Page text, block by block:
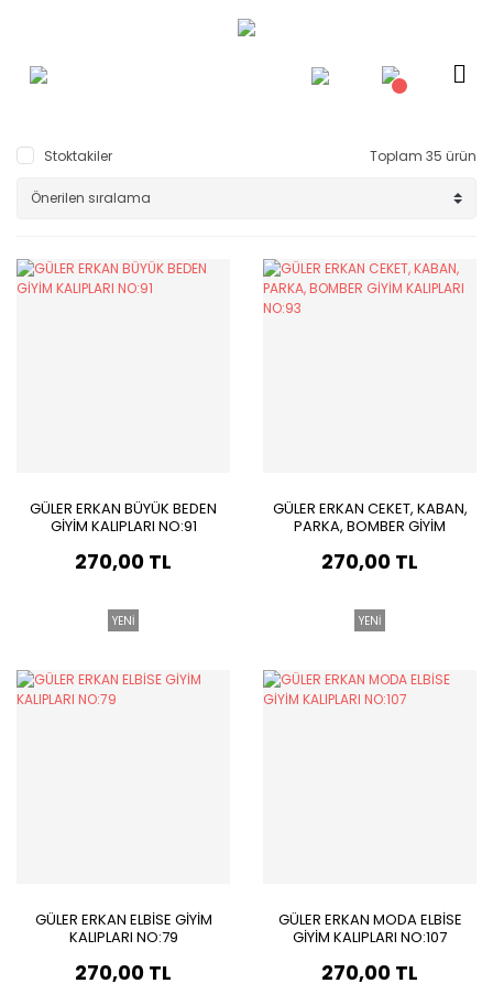
Stoktakiler Toplam 35 ürün
GÜLER ERKAN BÜYÜK BEDEN
GİYİM KALIPLARI NO:91
270,00 TL
YENİ
GÜLER ERKAN CEKET, KABAN,
PARKA, BOMBER GİYİM
270,00 TL
YENİ
GÜLER ERKAN ELBİSE GİYİM
KALIPLARI NO:79
270,00 TL
GÜLER ERKAN MODA ELBİSE
GİYİM KALIPLARI NO:107
270,00 TL